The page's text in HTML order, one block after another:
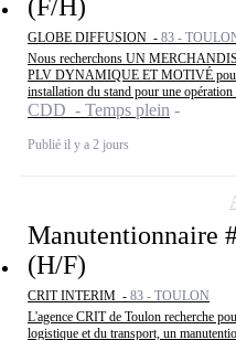
(F/H)
GLOBE DIFFUSION - 83 -
Nous recherchons UN
PLV DYNAMIQUE ET MOTIVÉ pour
installation du stand pour une opération
CDD - Temps plein
Publié il y a 2 jours
Manutentionnaire
(H/F)
CRIT INTERIM - 83 - TOULON
L'agence CRIT de Toulon recherche
logistique et du transport, un